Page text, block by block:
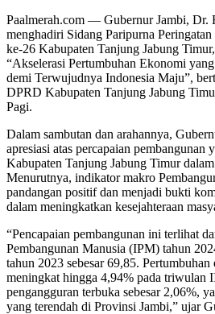
Paalmerah.com — Gubernur Jambi, Dr.
menghadiri Sidang Paripurna
ke-26 Kabupaten Tanjung Jabung
“Akselerasi Pertumbuhan Ekonomi
demi Terwujudnya Indonesia Maju”,
DPRD Kabupaten Tanjung Jabung
Pagi.
Dalam sambutan dan arahannya,
apresiasi atas percapaian pembangunan
Kabupaten Tanjung Jabung Timur
Menurutnya, indikator makro
pandangan positif dan menjadi bukti
dalam meningkatkan kesejahteraan
“Pencapaian pembangunan ini terlihat
Pembangunan Manusia (IPM) tahun
tahun 2023 sebesar 69,85.
meningkat hingga 4,94% pada triwulan
pengangguran terbuka sebesar 2,06%,
yang terendah di Provinsi Jambi,” ujar